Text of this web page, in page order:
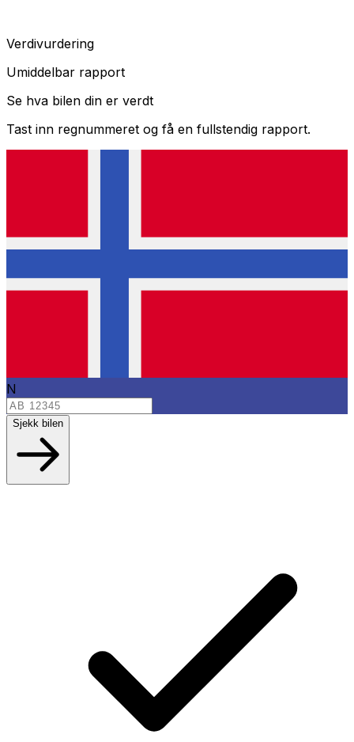
Verdivurdering
Umiddelbar rapport
Se hva bilen din er verdt
Tast inn regnummeret og få en fullstendig rapport.
N
Sjekk bilen